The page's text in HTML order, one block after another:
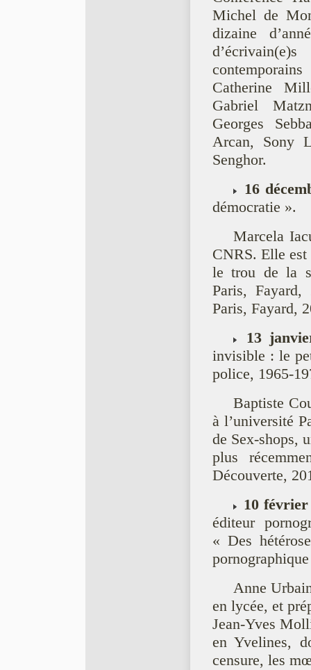
Michel de
dizaine
Catherine
Gabriel
Georges
Arcan, Sony
Senghor.
16
démocratie ».
Marcela
CNRS. Elle est
le trou de la
Paris,
Paris, Fayard,
13
invisible : le
police, 1965-
Baptiste
à l’université
de Sex-shops,
plus
Découverte,
10 février
éditeur
« Des
Anne
en lycée, et
Jean-Yves
en Yvelines,
censure, les